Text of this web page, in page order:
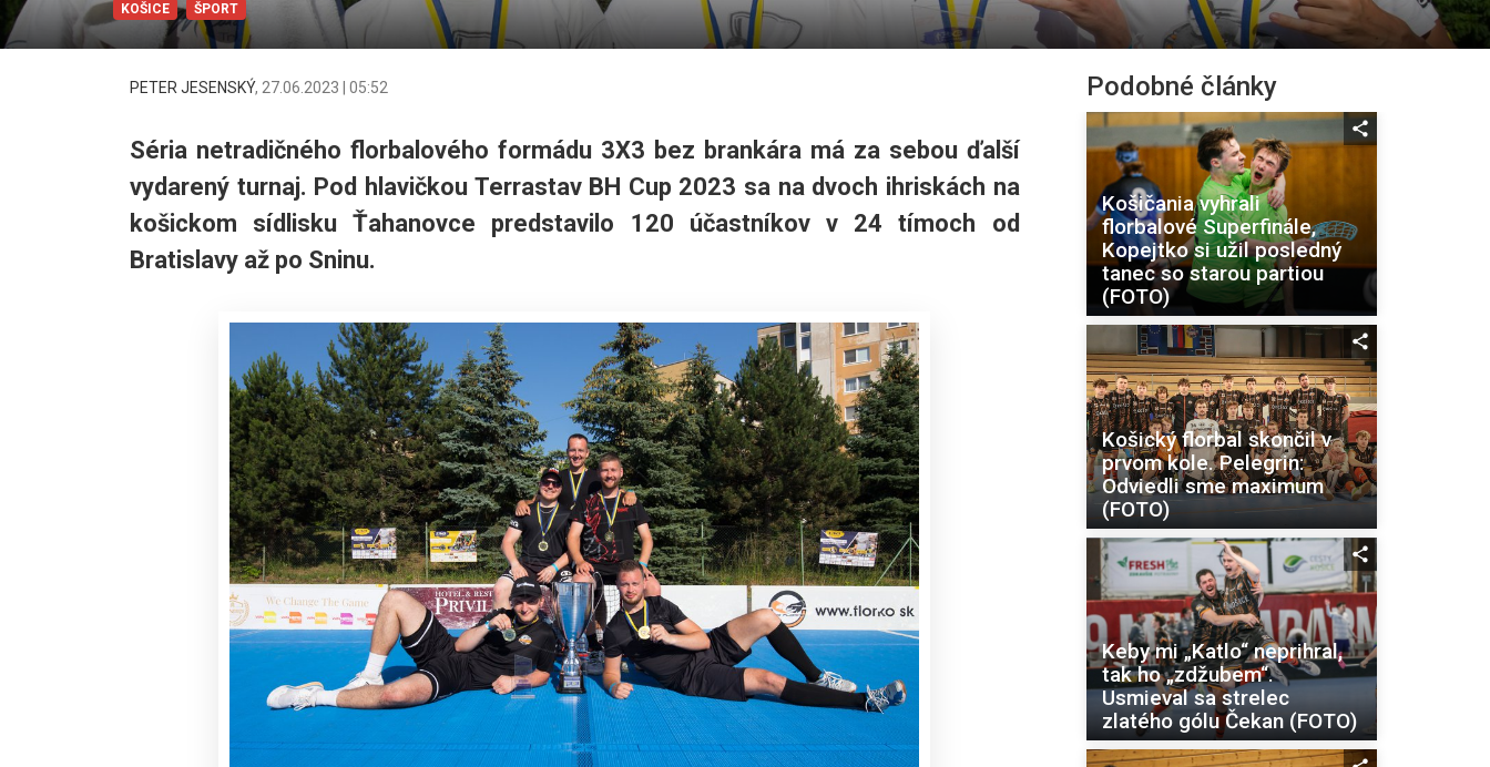
KOŠICE ŠPORT
PETER JESENSKÝ, 27.06.2023 | 05:52
Séria netradičného florbalového formádu 3X3 bez brankára má za sebou ďalší
vydarený turnaj. Pod hlavičkou Terrastav BH Cup 2023 sa na dvoch ihriskách na
košickom sídlisku Ťahanovce predstavilo 120 účastníkov v 24 tímoch od
Bratislavy až po Sninu.
Podobné články
Košičania vyhrali
florbalové Superfinále,
Kopejtko si užil posledný
tanec so starou partiou
(FOTO)
Košický florbal skončil v
prvom kole. Pelegrin:
Odviedli sme maximum
(FOTO)
Keby mi „Katlo“ neprihral,
tak ho „zdžubem“.
Usmieval sa strelec
zlatého gólu Čekan (FOTO)